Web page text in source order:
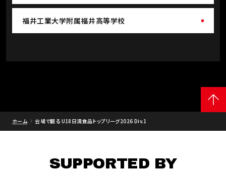
福井工業大学附属福井高等学校
ホーム 会場で観る U18日清食品トップリーグ2026 Div.1
SUPPORTED BY